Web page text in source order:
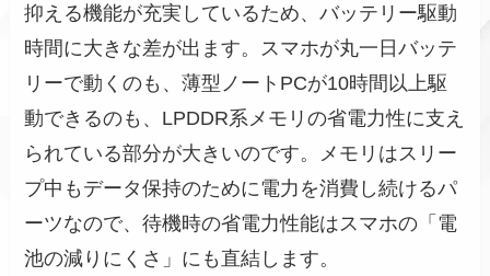
抑える機能が充実しているため、バッテリー駆動
時間に大きな差が出ます。スマホが丸一日バッテ
リーで動くのも、薄型ノートPCが10時間以上駆
動できるのも、LPDDR系メモリの省電力性に支え
られている部分が大きいのです。メモリはスリー
プ中もデータ保持のために電力を消費し続けるパ
ーツなので、待機時の省電力性能はスマホの「電
池の減りにくさ」にも直結します。